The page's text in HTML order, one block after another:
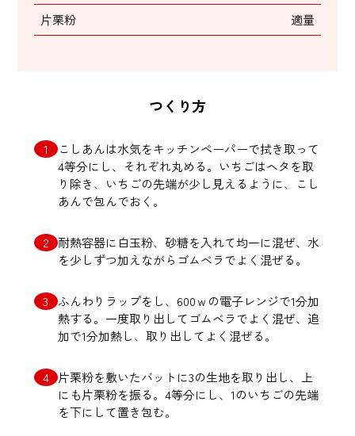
片栗粉
適量
つくり方
こしあんは水気をキッチンペーパーで拭き取って
4等分にし、それぞれ丸める。いちごはヘタを取
り除き、いちごの先端が少し見えるように、こし
あんで包んでおく。
耐熱容器に白玉粉、砂糖を入れて均一に混ぜ、水
を少しずつ加えながらゴムベラでよく混ぜる。
ふんわりラップをし、600ｗの電子レンジで1分加
熱する。一度取り出してゴムベラでよく混ぜ、追
加で1分加熱し、取り出してよく混ぜる。
片栗粉を敷いたバットに3の生地を取り出し、上
にも片栗粉を振る。4等分にし、1のいちごの先端
を下にして置き包む。